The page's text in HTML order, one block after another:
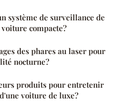
système de surveillance de
compacte?
des phares au laser pour
nocturne?
produits pour entretenir
voiture de luxe?